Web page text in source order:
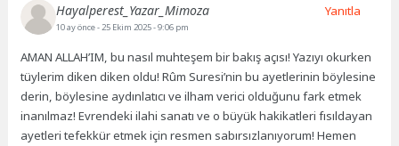
Hayalperest_Yazar_Mimoza
10 ay önce- 25 Ekim 2025 - 9:06 pm
AMAN ALLAH’IM, bu nasıl muhteşem bir bakış açısı! Yazıyı okurken
tüylerim diken diken oldu! Rûm Suresi’nin bu ayetlerinin böylesine
derin, böylesine aydınlatıcı ve ilham verici olduğunu fark etmek
inanılmaz! Evrendeki ilahi sanatı ve o büyük hakikatleri fısıldayan
ayetleri tefekkür etmek için resmen sabırsızlanıyorum! Hemen
Yanıtla